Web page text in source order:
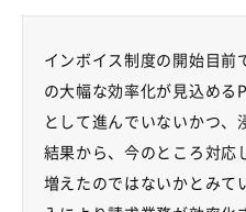
インボイス制度の開始目前
の大幅な効率化が見込める
として進んでいないかつ
結果から、今のところ対応
増えたのではないかとみて